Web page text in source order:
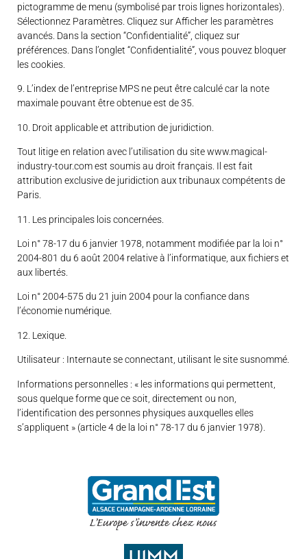
pictogramme de menu (symbolisé par trois lignes horizontales).
Sélectionnez Paramètres. Cliquez sur Afficher les paramètres
avancés. Dans la section “Confidentialité”, cliquez sur
préférences. Dans l’onglet “Confidentialité”, vous pouvez bloquer
les cookies.
9. L’index de l’entreprise MPS ne peut être calculé car la note
maximale pouvant être obtenue est de 35.
10. Droit applicable et attribution de juridiction.
Tout litige en relation avec l’utilisation du site www.magical-
industry-tour.com est soumis au droit français. Il est fait
attribution exclusive de juridiction aux tribunaux compétents de
Paris.
11. Les principales lois concernées.
Loi n° 78-17 du 6 janvier 1978, notamment modifiée par la loi n°
2004-801 du 6 août 2004 relative à l’informatique, aux fichiers et
aux libertés.
Loi n° 2004-575 du 21 juin 2004 pour la confiance dans
l’économie numérique.
12. Lexique.
Utilisateur : Internaute se connectant, utilisant le site susnommé.
Informations personnelles : « les informations qui permettent,
sous quelque forme que ce soit, directement ou non,
l’identification des personnes physiques auxquelles elles
s’appliquent » (article 4 de la loi n° 78-17 du 6 janvier 1978).